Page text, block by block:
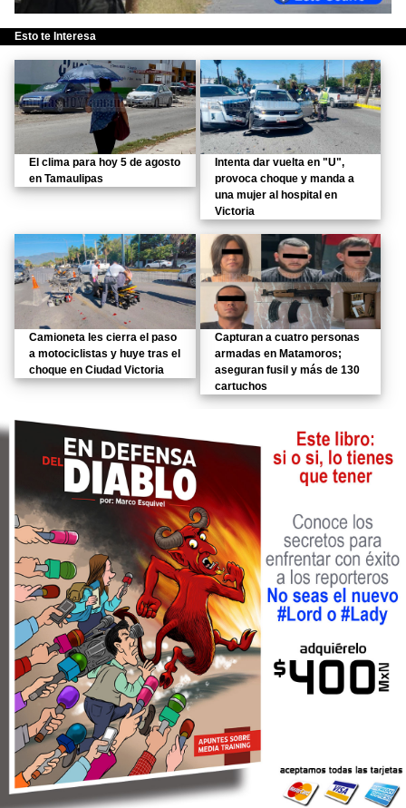
Esto te Interesa
El clima para hoy 5 de agosto
en Tamaulipas
Intenta dar vuelta en "U",
provoca choque y manda a
una mujer al hospital en
Victoria
Camioneta les cierra el paso
a motociclistas y huye tras el
choque en Ciudad Victoria
Capturan a cuatro personas
armadas en Matamoros;
aseguran fusil y más de 130
cartuchos